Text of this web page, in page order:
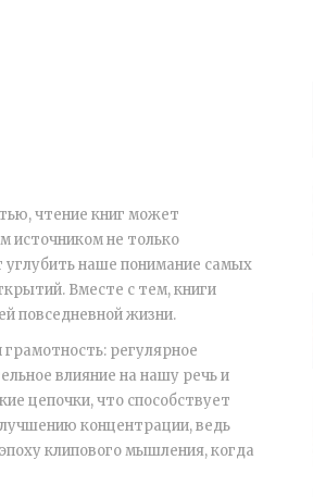
чтение книг может
источником не только
углубить наше понимание самых
Вместе с тем, книги
повседневной жизни.
регулярное
влияние на нашу речь и
цепочки, что способствует
концентрации, ведь
клипового мышления, когда